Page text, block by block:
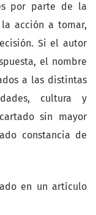
por parte de la
acción a tomar,
Si el autor
el nombre
a las distintas
cultura y
sin mayor
constancia de
en un artículo